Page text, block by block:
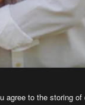
agree to the storing